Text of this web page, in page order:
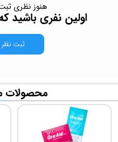
هنوز نظری
اولین نفری باشید
ثبت نظر
​محصولات